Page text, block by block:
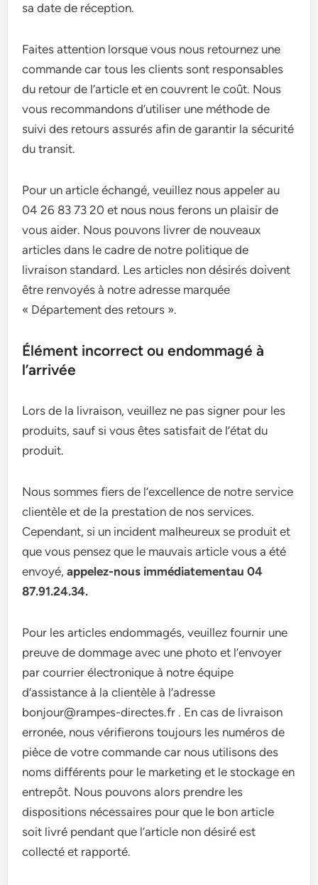
sa date de réception.
Faites attention lorsque vous nous retournez une
commande car tous les clients sont responsables
du retour de l’article et en couvrent le coût. Nous
vous recommandons d’utiliser une méthode de
suivi des retours assurés afin de garantir la sécurité
du transit.
Pour un article échangé, veuillez nous appeler au
04 26 83 73 20 et nous nous ferons un plaisir de
vous aider. Nous pouvons livrer de nouveaux
articles dans le cadre de notre politique de
livraison standard. Les articles non désirés doivent
être renvoyés à notre adresse marquée
« Département des retours ».
Élément incorrect ou endommagé à
l’arrivée
Lors de la livraison, veuillez ne pas signer pour les
produits, sauf si vous êtes satisfait de l’état du
produit.
Nous sommes fiers de l’excellence de notre service
clientèle et de la prestation de nos services.
Cependant, si un incident malheureux se produit et
que vous pensez que le mauvais article vous a été
envoyé,appelez-nous immédiatementau 04
87.91.24.34.
Pour les articles endommagés, veuillez fournir une
preuve de dommage avec une photo et l’envoyer
par courrier électronique à notre équipe
d’assistance à la clientèle à l’adresse
bonjour@rampes-directes.fr . En cas de livraison
erronée, nous vérifierons toujours les numéros de
pièce de votre commande car nous utilisons des
noms différents pour le marketing et le stockage en
entrepôt. Nous pouvons alors prendre les
dispositions nécessaires pour que le bon article
soit livré pendant que l’article non désiré est
collecté et rapporté.